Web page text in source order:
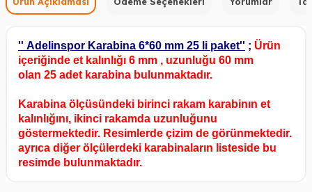
'' Adelinspor Karabina 6*60 mm 25 li paket'' ; Ürün
içeriğinde et kalınlığı 6 mm , uzunluğu 60 mm
olan 25 adet karabina bulunmaktadır.
Karabina ölçüsündeki birinci rakam karabinın et
kalınlığını, ikinci rakamda uzunluğunu
göstermektedir. Resimlerde çizim de görünmektedir.
ayrıca diğer ölçülerdeki karabinaların listeside bu
resimde bulunmaktadır.